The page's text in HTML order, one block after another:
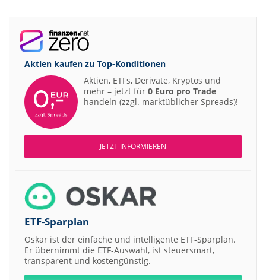
Aktien kaufen zu Top-Konditionen
Aktien, ETFs, Derivate, Kryptos und
mehr – jetzt für 0 Euro pro Trade
handeln (zzgl. marktüblicher Spreads)!
JETZT INFORMIEREN
ETF-Sparplan
Oskar ist der einfache und intelligente ETF-Sparplan.
Er übernimmt die ETF-Auswahl, ist steuersmart,
transparent und kostengünstig.